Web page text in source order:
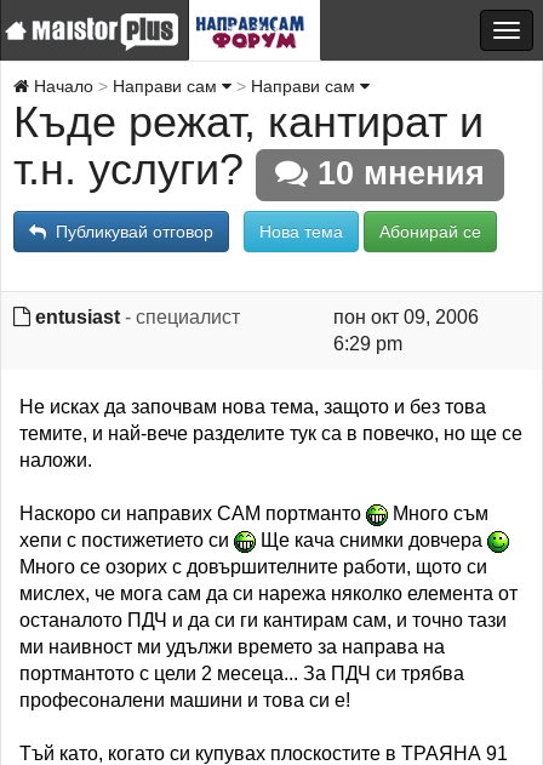
Начало Направи сам Направи сам
Къде режат, кантират и
т.н. услуги?
10 мнения
Публикувай отговор Нова тема Абонирай се
entusiast - специалист
пон окт 09, 2006
6:29 pm
Не исках да започвам нова тема, защото и без това
темите, и най-вече разделите тук са в повечко, но ще се
наложи.
Наскоро си направих САМ портманто
Много съм
хепи с постижетието си
Ще кача снимки довчера
Много се озорих с довършителните работи, щото си
мислех, че мога сам да си нарежа няколко елемента от
останалото ПДЧ и да си ги кантирам сам, и точно тази
ми наивност ми удължи времето за направа на
портмантото с цели 2 месеца... За ПДЧ си трябва
професоналени машини и това си е!
Тъй като, когато си купувах плоскостите в ТРАЯНА 91